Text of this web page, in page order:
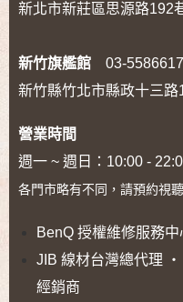
新北市新莊區思源路192
新竹旗艦館 03-5586617
新竹縣竹北市縣政十三路
營業時間
週一 ~ 週日：10:00 -
各門市略有不同，請預約視聽
BenQ 授權維修服務
JIB 線材台灣總代理 ‧
經銷商